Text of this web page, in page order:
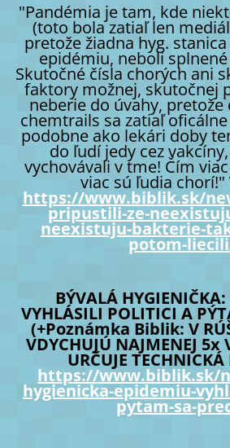
"Pandémia je tam, kde
(toto bola zatiaľ len
pretože žiadna hyg.
epidémiu, neboli
Skutočné čísla chorých ani
faktory možnej, skutočnej
neberie do úvahy,
chemtrails sa zatiaľ
podobne ako lekári doby
do ľudí jedy cez
vychovávali v tme! Čím
viac sú ľudia chorí!"
https://www.biblik.sk/
pripustili-ze-
neexistuju-bakterie-
potom-
BÝVALÁ
VYHLÁSILI POLITICI A
(+Poznámka Biblik: V
VDYCHUJÚ NAJMENEJ 5x
URČUJE
https://www.biblik.sk/
hygienicka-epidemiu-
pytam-sa-